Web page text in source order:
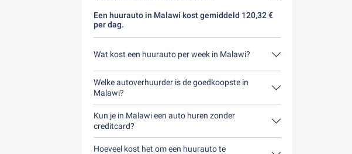
Een huurauto in Malawi kost gemiddeld 120,32 €
per dag.
Wat kost een huurauto per week in Malawi?
Een huurauto in Malawi kost gemiddeld 842,21 €
per week (120,32 € per dag).
Welke autoverhuurder is de goedkoopste in
Malawi?
DooRental is in Malawi de goedkoopste. Een
autohuur kost 481,26 € voor 4 dagen.
Kun je in Malawi een auto huren zonder
creditcard?
Nee, helaas kunt u op dit moment geen in Malawi
auto huren zonder creditcard.
Hoeveel kost het om een huurauto te